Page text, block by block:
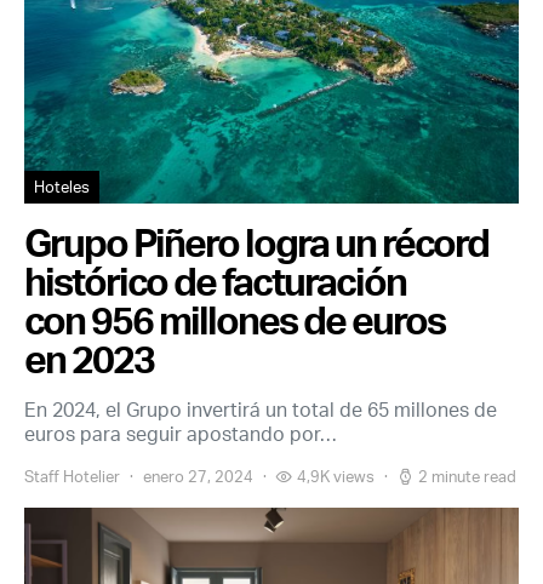
Hoteles
Grupo Piñero logra un récord
histórico de facturación
con 956 millones de euros
en 2023
En 2024, el Grupo invertirá un total de 65 millones de
euros para seguir apostando por…
Staff Hotelier enero 27, 2024 4,9K views 2 minute read